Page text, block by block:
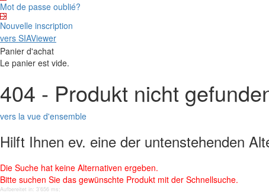
Mot de passe oublié?
Nouvelle inscription
vers SIAViewer
Panier d'achat
Le panier est vide.
404 - Produkt nicht
vers la vue d'ensemble
Hilft Ihnen ev. eine der untenstehenden
Die Suche hat keine Alternativen ergeben.
Bitte suchen Sie das gewünschte Produkt mit der Schnellsuche.
Aufbereitet in: 3’656 ms;